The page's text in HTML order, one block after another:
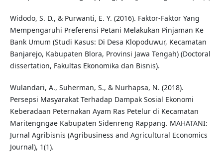
Widodo, S. D., & Purwanti, E. Y. (2016). Faktor-Faktor Yang
Mempengaruhi Preferensi Petani Melakukan Pinjaman Ke
Bank Umum (Studi Kasus: Di Desa Klopoduwur, Kecamatan
Banjarejo, Kabupaten Blora, Provinsi Jawa Tengah) (Doctoral
dissertation, Fakultas Ekonomika dan Bisnis).
Wulandari, A., Suherman, S., & Nurhapsa, N. (2018).
Persepsi Masyarakat Terhadap Dampak Sosial Ekonomi
Keberadaan Peternakan Ayam Ras Petelur di Kecamatan
Maritengngae Kabupaten Sidenreng Rappang. MAHATANI:
Jurnal Agribisnis (Agribusiness and Agricultural Economics
Journal), 1(1).